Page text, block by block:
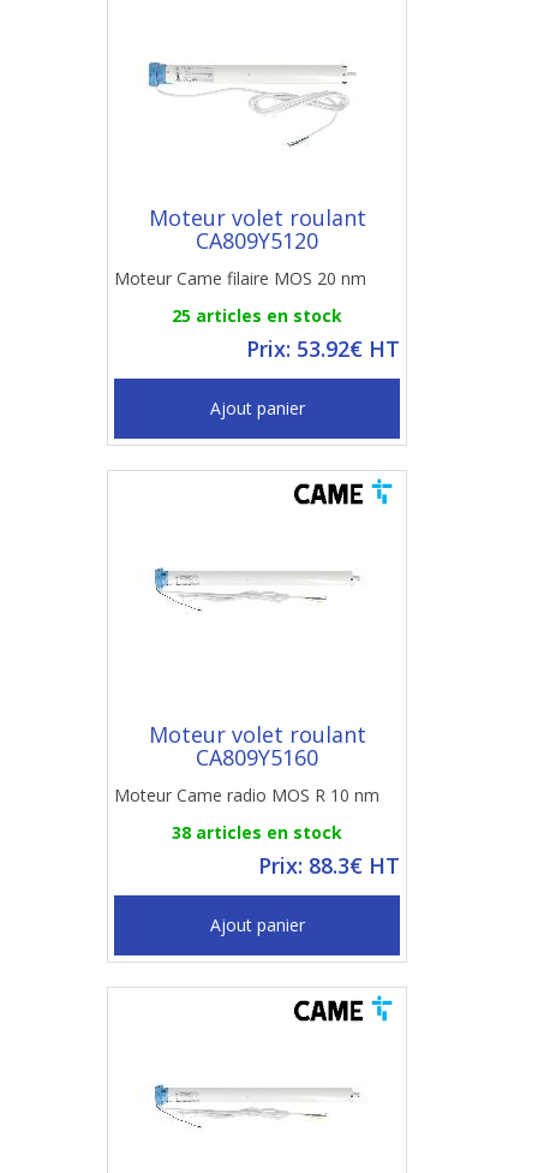
Moteur volet roulant
CA809Y5120
Moteur Came filaire MOS 20 nm
25 articles en stock
Prix: 53.92€ HT
Ajout panier
Moteur volet roulant
CA809Y5160
Moteur Came radio MOS R 10 nm
38 articles en stock
Prix: 88.3€ HT
Ajout panier